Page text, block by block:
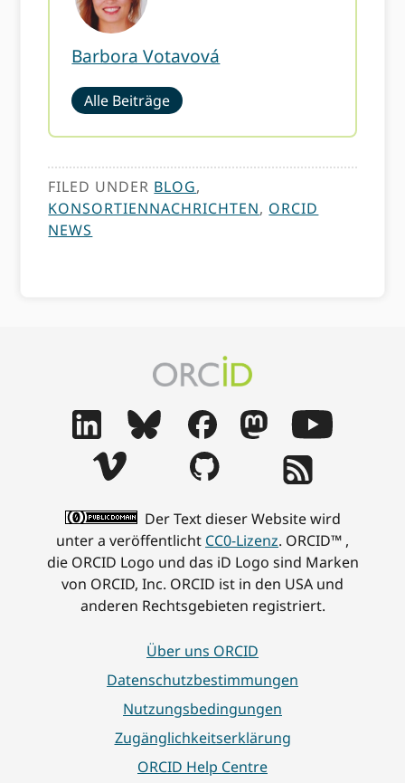
Barbora Votavová
Alle Beiträge
FILED UNDER BLOG,
KONSORTIENNACHRICHTEN, ORCID
NEWS
Der Text dieser Website wird
unter a veröffentlicht CC0-Lizenz. ORCID™ ,
die ORCID Logo und das iD Logo sind Marken
von ORCID, Inc. ORCID ist in den USA und
anderen Rechtsgebieten registriert.
Über uns ORCID
Datenschutzbestimmungen
Nutzungsbedingungen
Zugänglichkeitserklärung
ORCID Help Centre